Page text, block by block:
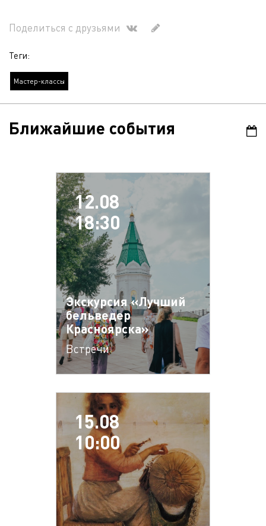
Поделиться с друзьями
Теги:
Мастер-классы
Ближайшие события
12.08
18:30
Экскурсия «Лучший
бельведер
Красноярска»
Встречи
15.08
10:00